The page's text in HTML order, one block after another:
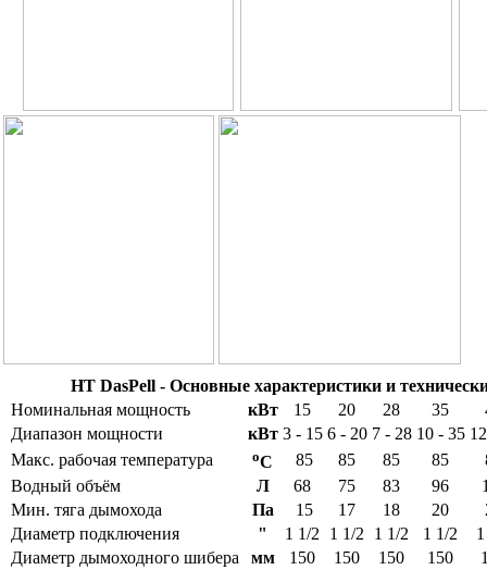
HT DasPell - Основные характеристики и
Номинальная мощность
кВт 15 20 28 35
Диапазон мощности
кВт 3 - 15 6 - 20 7 - 28 10 - 35
Макс. рабочая температура
oC 85 85 85 85
Водный объём
Л 68 75 83 96
Мин. тяга дымохода
Па 15 17 18 20
Диаметр подключения
" 1 1/2 1 1/2 1 1/2 1 1/2
Диаметр дымоходного шибера
мм 150 150 150 150